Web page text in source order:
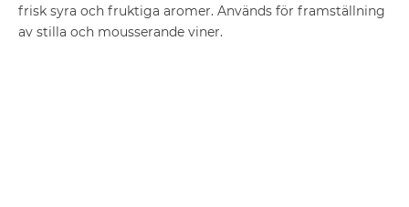
frisk syra och fruktiga aromer. Används för framställning
av stilla och mousserande viner.